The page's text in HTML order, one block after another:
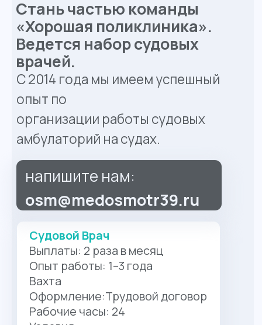
Выплаты: 2 раза в месяц
Опыт работы: 1–3 года
Вахта
Оформление:Трудовой договор
Рабочие часы: 24
Условия:
• рейсы от 2 до 4 месяцев.
• официальная зарплата
• оплачиваемый отпуск
Гура
Наша команда специалистовпоможет
подобрать наилучшие методы диагностики
и лечения для достижения быстрого
Выберите
нужного
специалиста